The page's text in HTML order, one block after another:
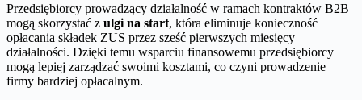
Przedsiębiorcy prowadzący działalność w ramach kontraktów B2B
mogą skorzystać z ulgi na start, która eliminuje konieczność
opłacania składek ZUS przez sześć pierwszych miesięcy
działalności. Dzięki temu wsparciu finansowemu przedsiębiorcy
mogą lepiej zarządzać swoimi kosztami, co czyni prowadzenie
firmy bardziej opłacalnym.